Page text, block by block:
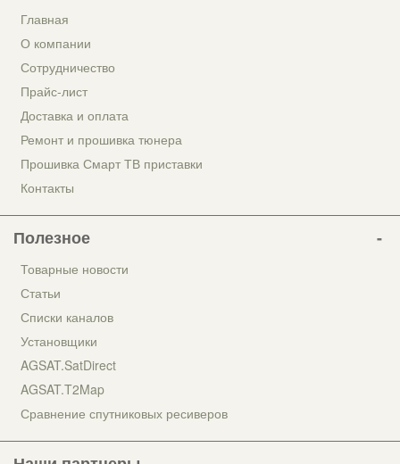
Главная
О компании
Сотрудничество
Прайс-лист
Доставка и оплата
Ремонт и прошивка тюнера
Прошивка Смарт ТВ приставки
Контакты
Полезное
Товарные новости
Статьи
Списки каналов
Установщики
AGSAT.SatDirect
AGSAT.T2Map
Сравнение спутниковых ресиверов